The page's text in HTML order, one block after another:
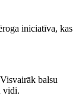
iniciatīva, kas
balsu
vidi.